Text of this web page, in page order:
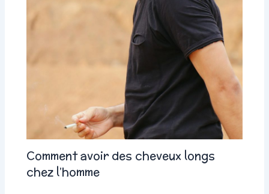
Comment avoir des cheveux longs
chez l’homme